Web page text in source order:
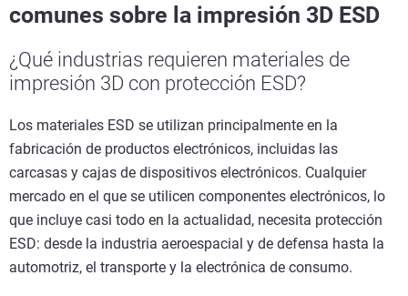
comunes sobre la impresión 3D ESD
¿Qué industrias requieren materiales de
impresión 3D con protección ESD?
Los materiales ESD se utilizan principalmente en la
fabricación de productos electrónicos, incluidas las
carcasas y cajas de dispositivos electrónicos. Cualquier
mercado en el que se utilicen componentes electrónicos, lo
que incluye casi todo en la actualidad, necesita protección
ESD: desde la industria aeroespacial y de defensa hasta la
automotriz, el transporte y la electrónica de consumo.